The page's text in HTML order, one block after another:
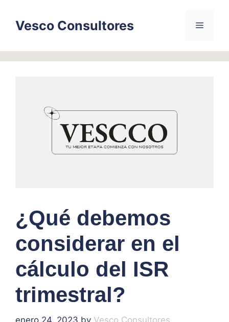
contentVesco Consultores Menu
¿Qué debemos
considerar en el
cálculo del ISR
trimestral?
enero 24, 2023 by Vesco Consultores